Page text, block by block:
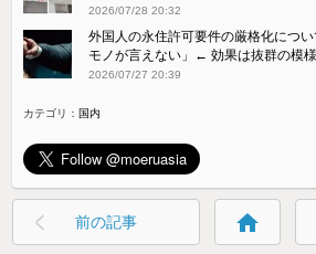
2026/07/28 20:32
外国人の永住許可要件の厳格化につ
モノが言えない」← 効果は抜群の模
2026/07/27 20:39
カテゴリ： 国内
前の記事 home